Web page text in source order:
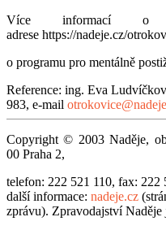
Více informací o
adrese https://nadeje.cz/
o programu pro mentálně
Reference: ing. Eva
983, e-mail
Copyright © 2003 Naděje,
00 Praha 2,
telefon: 222 521 110, fax: 222
další informace: nadeje.cz
zprávu). Zpravodajství Naděje